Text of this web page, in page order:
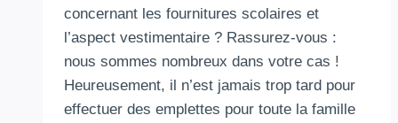
concernant les fournitures scolaires et
l’aspect vestimentaire ? Rassurez-vous :
nous sommes nombreux dans votre cas !
Heureusement, il n’est jamais trop tard pour
effectuer des emplettes pour toute la famille